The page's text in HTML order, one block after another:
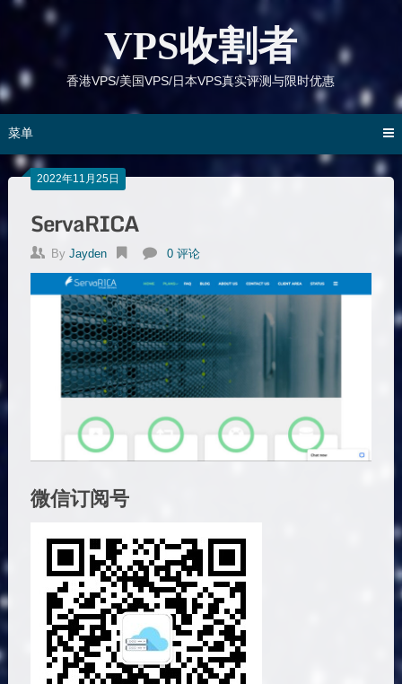
VPS收割者
香港VPS/美国VPS/日本VPS真实评测与限时优惠
菜单
2022年11月25日
ServaRICA
By Jayden 0 评论
微信订阅号